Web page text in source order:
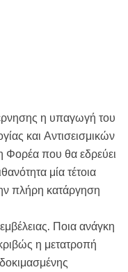
η υπαγωγή του
και Αντισεισμικών
Φορέα που θα εδρεύει
μία τέτοια
πλήρη κατάργηση
Ποια ανάγκη
η μετατροπή